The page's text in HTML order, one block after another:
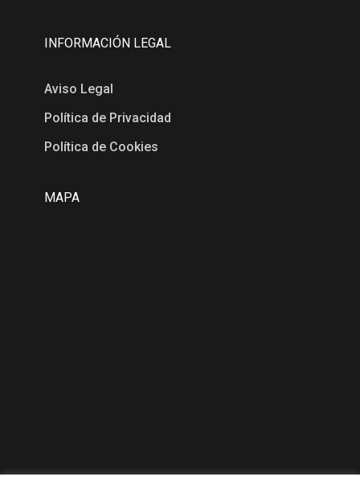
INFORMACIÓN LEGAL
Aviso Legal
Política de Privacidad
Política de Cookies
MAPA